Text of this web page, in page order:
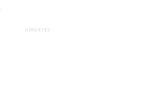
HIRDETÉS